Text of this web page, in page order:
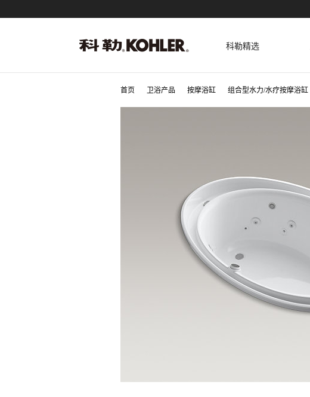
科勒精选
首页 卫浴产品 按摩浴缸 组合型水力/水疗按摩浴缸